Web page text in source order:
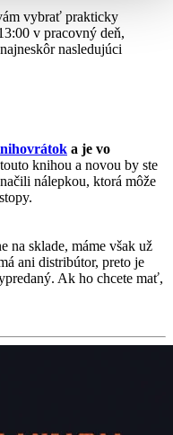
vybrať prakticky
v pracovný deň,
nasledujúci
a je vo
knihou a novou by ste
nálepkou, ktorá môže
na sklade, máme však už
ani distribútor, preto je
Ak ho chcete mať,